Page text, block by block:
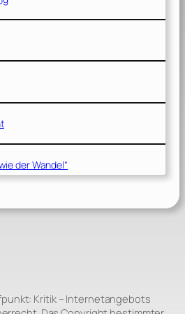
der Wandel“
Kritik – Internetangebots